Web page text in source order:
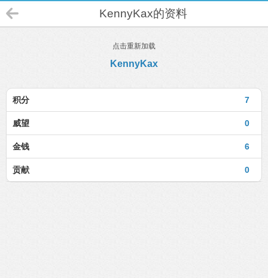
KennyKax的资料
点击重新加载
KennyKax
7
积分
0
威望
6
金钱
0
贡献